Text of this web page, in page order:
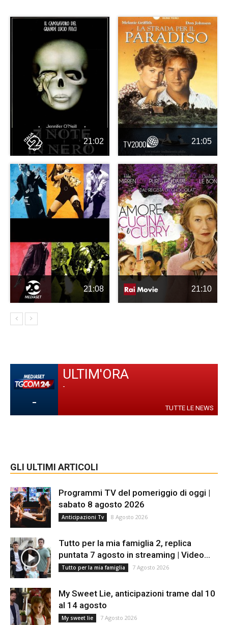
21:02 21:05
21:08 21:10
-
ULTIM'ORA
-
TUTTE LE NEWS
GLI ULTIMI ARTICOLI
Programmi TV del pomeriggio di oggi |
sabato 8 agosto 2026
Anticipazioni Tv 8 Agosto 2026
Tutto per la mia famiglia 2, replica
puntata 7 agosto in streaming | Video...
Tutto per la mia famiglia 7 Agosto 2026
My Sweet Lie, anticipazioni trame dal 10
al 14 agosto
My sweet lie 7 Agosto 2026